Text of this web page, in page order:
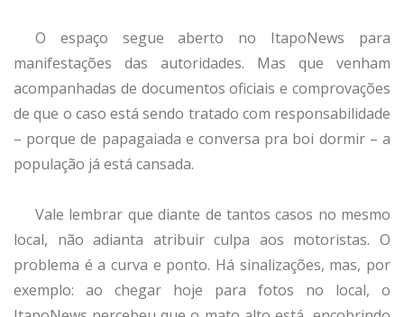
O espaço segue aberto no ItapoNews para
manifestações das autoridades. Mas que venham
acompanhadas de documentos oficiais e comprovações
de que o caso está sendo tratado com responsabilidade
– porque de papagaiada e conversa pra boi dormir – a
população já está cansada.
Vale lembrar que diante de tantos casos no mesmo
local, não adianta atribuir culpa aos motoristas. O
problema é a curva e ponto. Há sinalizações, mas, por
exemplo: ao chegar hoje para fotos no local, o